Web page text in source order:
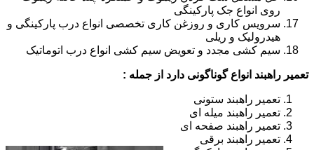
روی انواع جک پارکینگی
سرویس کاری و روزغن کاری تخصصی انواع درب پارکینگی و
هیدرولیک و ریلی
سیم کشی مجدد و تعویض سیم کشی انواع درب اتوماتیک
تعمیر راهبند انواع گوناگونی دارد از جمله :
تعمیر راهبند ستونی
تعمیر راهبند میله ای
تعمیر راهبند صفحه ای
تعمیر راهبند برقی